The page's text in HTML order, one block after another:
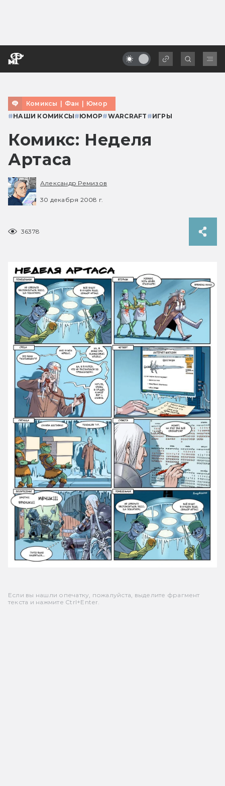
Комиксы | Фан | Юмор
#НАШИ КОМИКСЫ#ЮМОР#WARCRAFT #ИГРЫ
Комикс: Неделя
Артаса
Александр Ремизов
30 декабря 2008 г.
36378
Если вы нашли опечатку, пожалуйста, выделите фрагмент
текста и нажмите Ctrl+Enter.